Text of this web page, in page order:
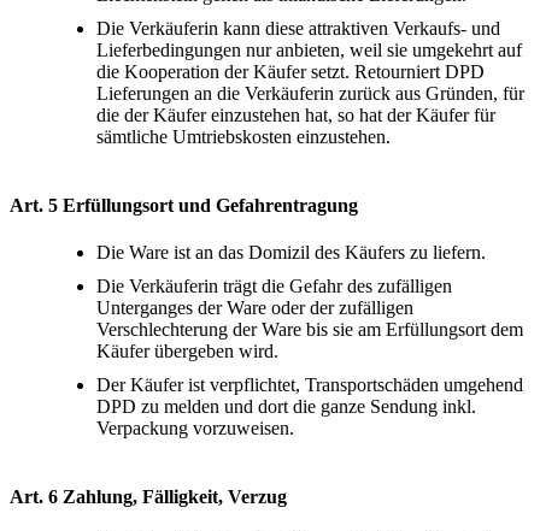
Die Verkäuferin kann diese attraktiven Verkaufs- und
Lieferbedingungen nur anbieten, weil sie umgekehrt auf
die Kooperation der Käufer setzt. Retourniert DPD
Lieferungen an die Verkäuferin zurück aus Gründen, für
die der Käufer einzustehen hat, so hat der Käufer für
sämtliche Umtriebskosten einzustehen.
Art. 5 Erfüllungsort und Gefahrentragung
Die Ware ist an das Domizil des Käufers zu liefern.
Die Verkäuferin trägt die Gefahr des zufälligen
Unterganges der Ware oder der zufälligen
Verschlechterung der Ware bis sie am Erfüllungsort dem
Käufer übergeben wird.
Der Käufer ist verpflichtet, Transportschäden umgehend
DPD zu melden und dort die ganze Sendung inkl.
Verpackung vorzuweisen.
Art. 6 Zahlung, Fälligkeit, Verzug